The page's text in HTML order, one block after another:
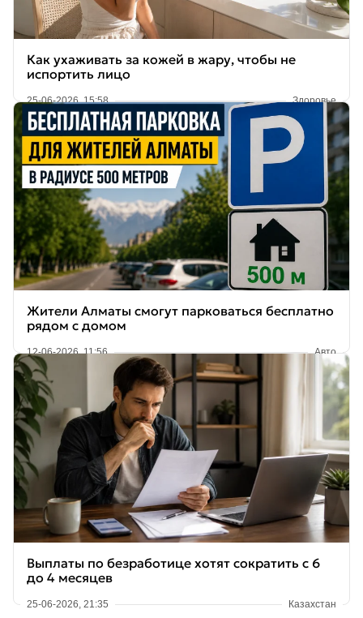
Как ухаживать за кожей в жару, чтобы не
испортить лицо
25-06-2026, 15:58 Здоровье
Жители Алматы смогут парковаться бесплатно
рядом с домом
12-06-2026, 11:56 Авто
Выплаты по безработице хотят сократить с 6
до 4 месяцев
25-06-2026, 21:35 Казахстан